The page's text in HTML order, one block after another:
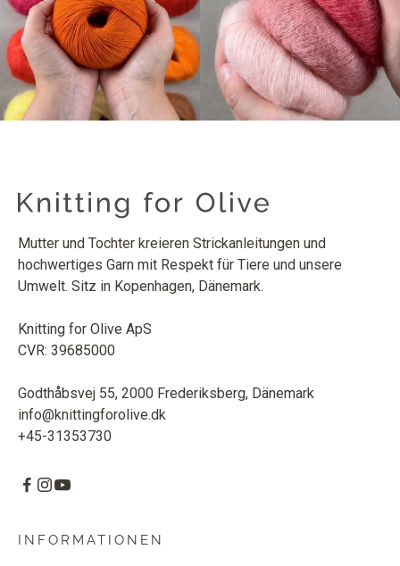
hergestellt, bei denen sich die Seidenraupen zu Motten
entwickelt haben und aus dem Kokon entkommen sind.
Der zerbrochene Kokon besteht nun aus vielen kurzen
Stücken Seidenfaden. Diese kurzen Seidenfasern werden
zu Garn verarbeitet. Dies ist ein sehr zeitaufwändiger
Prozess, und das Endergebnis ist weniger glatt als
Mutter und Tochter kreieren Strickanleitungen und
hochwertiges Garn mit Respekt für Tiere und unsere
Umwelt. Sitz in Kopenhagen, Dänemark.
Knitting for Olive ApS
CVR: 39685000
Godthåbsvej 55, 2000 Frederiksberg, Dänemark
info@knittingforolive.dk
+45-31353730
INFORMATIONEN